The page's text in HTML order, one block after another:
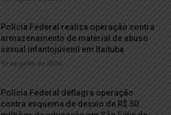
Polícia Federal realiza operação contra
armazenamento de material de abuso
sexual infantojuvenil em Itaituba
10 de julho de 2026
Polícia Federal deflagra operação
contra esquema de desvio de R$ 50